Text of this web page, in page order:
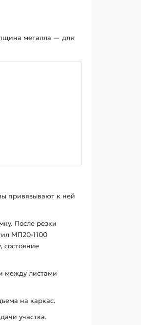
металла — для
привязывают к ней
После резки
МП20-1100
состояние
между листами
на каркас.
участка.